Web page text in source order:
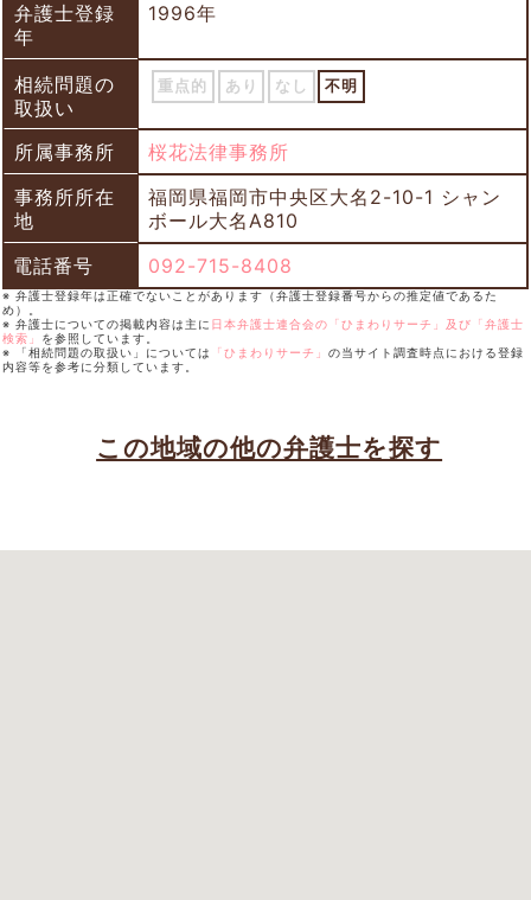
弁護士登録
年
1996年
相続問題の
取扱い
重点的 あり なし 不明
所属事務所
桜花法律事務所
事務所所在
地
福岡県福岡市中央区大名2-10-1 シャン
ボール大名A810
電話番号
092-715-8408
※ 弁護士登録年は正確でないことがあります（弁護士登録番号からの推定値であるた
め）。
※ 弁護士についての掲載内容は主に 日本弁護士連合会の「ひまわりサーチ」及び「弁護士
検索」 を参照しています。
※ 「相続問題の取扱い」については
「ひまわりサーチ」 の当サイト調査時点における登録
内容等を参考に分類しています。
この地域の他の弁護士を探す